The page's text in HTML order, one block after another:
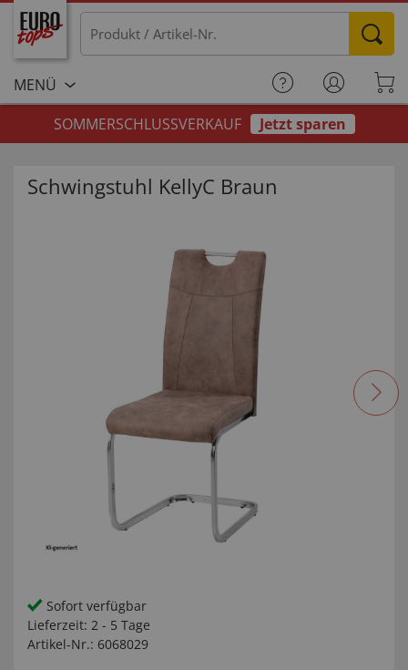
MENÜ
SOMMERSCHLUSSVERKAUF
Jetzt sparen
Schwingstuhl KellyC Braun
Sofort verfügbar
Lieferzeit: 2 - 5 Tage
Artikel-Nr.: 6068029